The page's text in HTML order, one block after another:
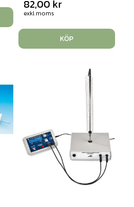
82,00 kr
exkl moms
KÖP